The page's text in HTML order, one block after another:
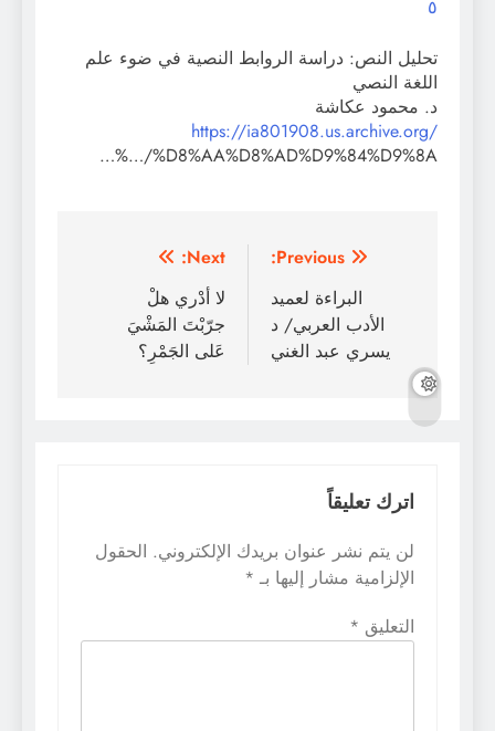
تحليل النص: دراسة الروابط النصية في ضوء علم
اللغة النصي
د. محمود عكاشة
https://ia801908.us.archive.org/
…/%D8%AA%D8%AD%D9%84%D9%8A%…
Previous:
البراءة لعميد
الأدب العربي/ د
يسري عبد الغني
لا أدْري هلْ
جرّبْتَ المَشْيَ
عَلى الجَمْرِ؟
اترك تعليقاً
لن يتم نشر عنوان بريدك الإلكتروني. الحقول
الإلزامية مشار إليها بـ*
التعليق*